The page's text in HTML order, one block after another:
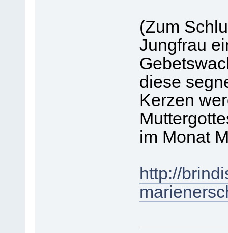
(Zum
Jungfrau
diese
Kerzen
im Monat
http://